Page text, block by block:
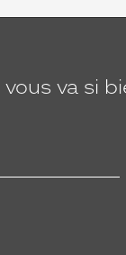
vous va si